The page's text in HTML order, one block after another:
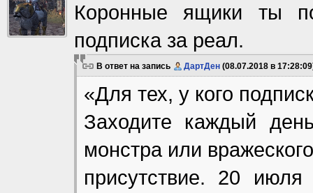
Коронные ящики ты
подписка за реал.
В ответ на запись ДартДен (08.07.2018 в
«Для тех, у кого
Заходите каждый
монстра или
присутствие. 20